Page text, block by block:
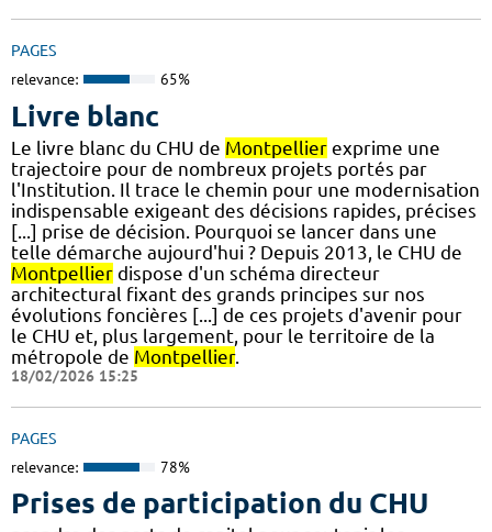
PAGES
relevance: 65%
Livre blanc
Le livre blanc du CHU de Montpellier exprime une
trajectoire pour de nombreux projets portés par
l'Institution. Il trace le chemin pour une modernisation
indispensable exigeant des décisions rapides, précises
[...] prise de décision. Pourquoi se lancer dans une
telle démarche aujourd'hui ? Depuis 2013, le CHU de
Montpellier dispose d'un schéma directeur
architectural fixant des grands principes sur nos
évolutions foncières [...] de ces projets d'avenir pour
le CHU et, plus largement, pour le territoire de la
métropole de Montpellier.
18/02/2026 15:25
PAGES
relevance: 78%
Prises de participation du CHU